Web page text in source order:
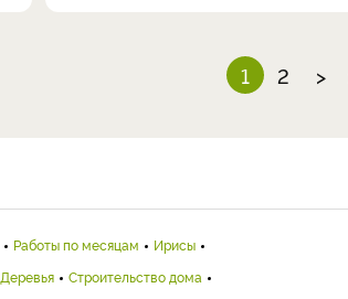
1 2 >
Работы по месяцам
Ирисы
Деревья Строительство дома